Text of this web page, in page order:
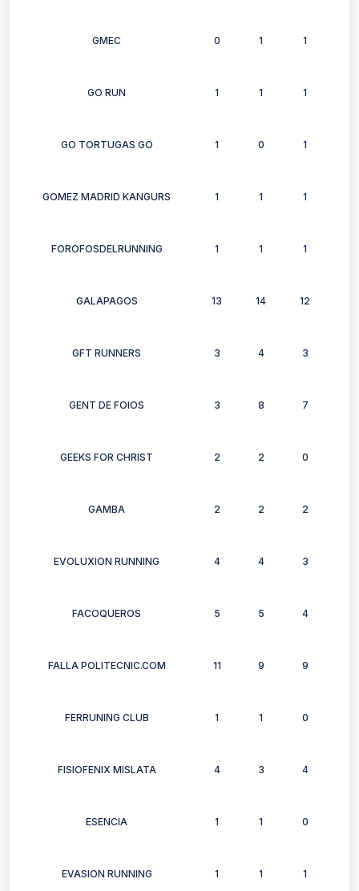
GMEC 0 1 1
GO RUN 1 1 1
GO TORTUGAS GO 1 0 1
GOMEZ MADRID KANGURS 1 1 1
FOROFOSDELRUNNING 1 1 1
GALAPAGOS 13 14 12
GFT RUNNERS 3 4 3
GENT DE FOIOS 3 8 7
GEEKS FOR CHRIST 2 2 0
GAMBA 2 2 2
EVOLUXION RUNNING 4 4 3
FACOQUEROS 5 5 4
FALLA POLITECNIC.COM 11 9 9
FERRUNING CLUB 1 1 0
FISIOFENIX MISLATA 4 3 4
ESENCIA 1 1 0
EVASION RUNNING 1 1 1